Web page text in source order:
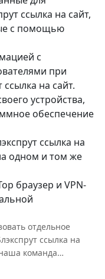
ссылка на сайт,
с помощью
с
при
на сайт.
устройства,
обеспечение
ссылка на
одном и том же
браузер и VPN-
отдельное
ссылка на
команда